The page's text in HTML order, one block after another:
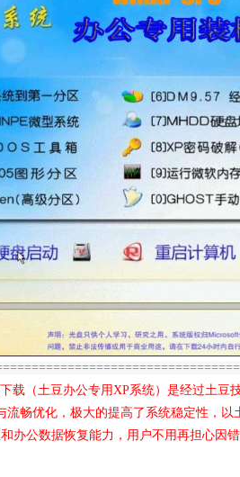
载（土豆办公专用XP系统）是经过土豆
流畅优化，极大的提高了系统稳定性，
办公数据恢复能力，用户不用再担心因